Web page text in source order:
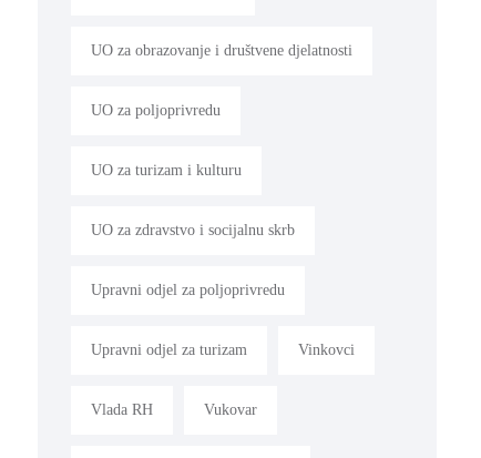
UO za obrazovanje i društvene djelatnosti
UO za poljoprivredu
UO za turizam i kulturu
UO za zdravstvo i socijalnu skrb
Upravni odjel za poljoprivredu
Upravni odjel za turizam Vinkovci
Vlada RH Vukovar